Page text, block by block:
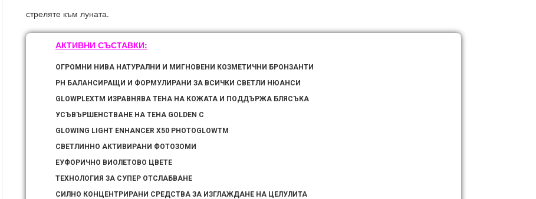
стреляте към луната.
АКТИВНИ СЪСТАВКИ:
ОГРОМНИ НИВА НАТУРАЛНИ И МИГНОВЕНИ КОЗМЕТИЧНИ БРОНЗАНТИ
PH БАЛАНСИРАЩИ И ФОРМУЛИРАНИ ЗА ВСИЧКИ СВЕТЛИ НЮАНСИ
GLOWPLEXTM ИЗРАВНЯВА ТЕНА НА КОЖАТА И ПОДДЪРЖА БЛЯСЪКА
УСЪВЪРШЕНСТВАНЕ НА ТЕНА GOLDEN C
GLOWING LIGHT ENHANCER X50 PHOTOGLOWTM
СВЕТЛИННО АКТИВИРАНИ ФОТОЗОМИ
ЕУФОРИЧНО ВИОЛЕТОВО ЦВЕТЕ
ТЕХНОЛОГИЯ ЗА СУПЕР ОТСЛАБВАНЕ
СИЛНО КОНЦЕНТРИРАНИ СРЕДСТВА ЗА ИЗГЛАЖДАНЕ НА ЦЕЛУЛИТА